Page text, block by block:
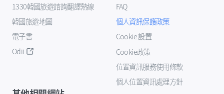
1330韓國旅遊諮詢翻譯熱線
韓國旅遊地圖
電子書
Odii
FAQ
個人資訊保護政策
Cookie 設置
Cookie政策
位置資訊服務使用條款
個人位置資訊處理方針